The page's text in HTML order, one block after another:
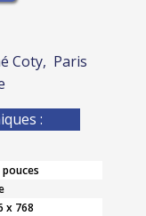
Coty, Paris
:
pouces
x 768